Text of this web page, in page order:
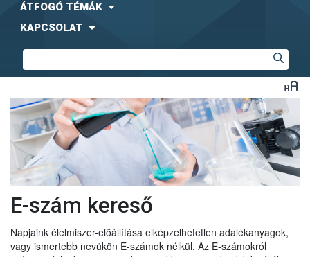
ÁTFOGÓ TÉMÁK
KAPCSOLAT
E-szám kereső
Napjaink élelmiszer-előállítása elképzelhetetlen adalékanyagok,
vagy ismertebb nevükön E-számok nélkül. Az E-számokról